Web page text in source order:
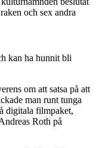
och sex andra
kan ha hunnit bli
om att satsa på att
man runt tunga
digitala filmpaket,
Roth på